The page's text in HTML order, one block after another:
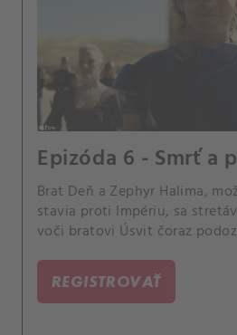
Epizóda 6 - Smrť a
Brat Deň a Zephyr Halima,
stavia proti Impériu, sa
voči bratovi Úsvit čoraz
REGISTROVAŤ